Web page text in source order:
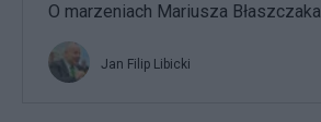
O marzeniach Mariusza Błaszczaka
Jan Filip Libicki